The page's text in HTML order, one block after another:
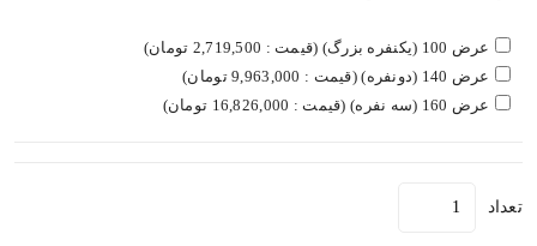
عرض 100 (یکنفره بزرگ) (قیمت : 2,719,500 تومان)
عرض 140 (دونفره) (قیمت : 9,963,000 تومان)
عرض 160 (سه نفره) (قیمت : 16,826,000 تومان)
تعداد